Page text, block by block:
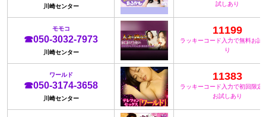
川崎センター
試しあり
モモコ
☎050-3032-7973
川崎センター
11199
ラッキーコード入力で無料お試
り
ワールド
☎050-3174-3658
川崎センター
11383
ラッキーコード入力で初回限定
お試しあり